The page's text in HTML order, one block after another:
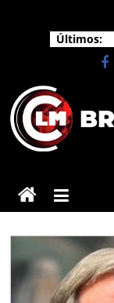
Últimos:
CLM
Brasil
As
principais
notícias
do
Brasil